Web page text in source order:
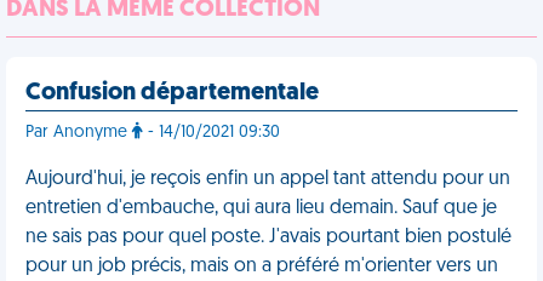
DANS LA MÊME COLLECTION
Confusion départementale
Par Anonyme - 14/10/2021 09:30
Aujourd'hui, je reçois enfin un appel tant attendu pour un
entretien d'embauche, qui aura lieu demain. Sauf que je
ne sais pas pour quel poste. J'avais pourtant bien postulé
pour un job précis, mais on a préféré m'orienter vers un